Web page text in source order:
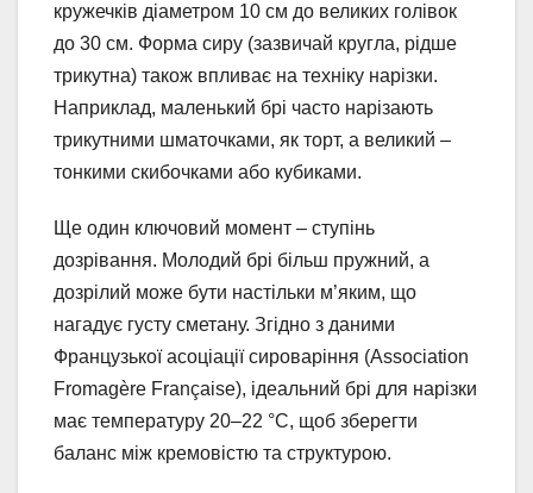
кружечків діаметром 10 см до великих голівок
до 30 см. Форма сиру (зазвичай кругла, рідше
трикутна) також впливає на техніку нарізки.
Наприклад, маленький брі часто нарізають
трикутними шматочками, як торт, а великий –
тонкими скибочками або кубиками.
Ще один ключовий момент – ступінь
дозрівання. Молодий брі більш пружний, а
дозрілий може бути настільки м’яким, що
нагадує густу сметану. Згідно з даними
Французької асоціації сироваріння (Association
Fromagère Française), ідеальний брі для нарізки
має температуру 20–22 °C, щоб зберегти
баланс між кремовістю та структурою.